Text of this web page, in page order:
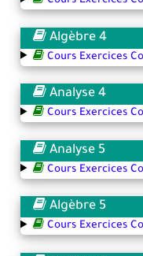
Algèbre 4
Cours Exercices
Analyse 4
Cours Exercices
Analyse 5
Cours Exercices
Algèbre 5
Cours Exercices